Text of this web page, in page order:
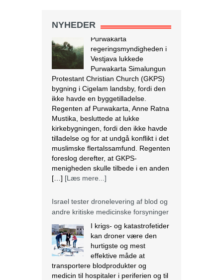
NYHEDER
Regenten af Purwakarta, Anne Ratna
kirkebygningen, fordi den ikke havde
tilladelse og for at undgå konflikt i det
muslimske flertalssamfund. Regenten
foreslog derefter, at GKPS-
menigheden skulle tilbede i en anden
[…] [Læs mere...]
Israel tester dronelevering af blod og
andre kritiske medicinske forsyninger
I krigs- og katastrofetider
kan droner være den
hurtigste og mest
effektive måde at
transportere blodprodukter og
IDF i felten. Den 28. marts lettede en
autonom drone med 3,8 kg blod fra
Rambam Medical Center i Haifa og
landede 13 minutter senere ved
Galilee Medical Center i Nahariya,
[…][Læs mere...]
Den nigerianske regering ser væk,